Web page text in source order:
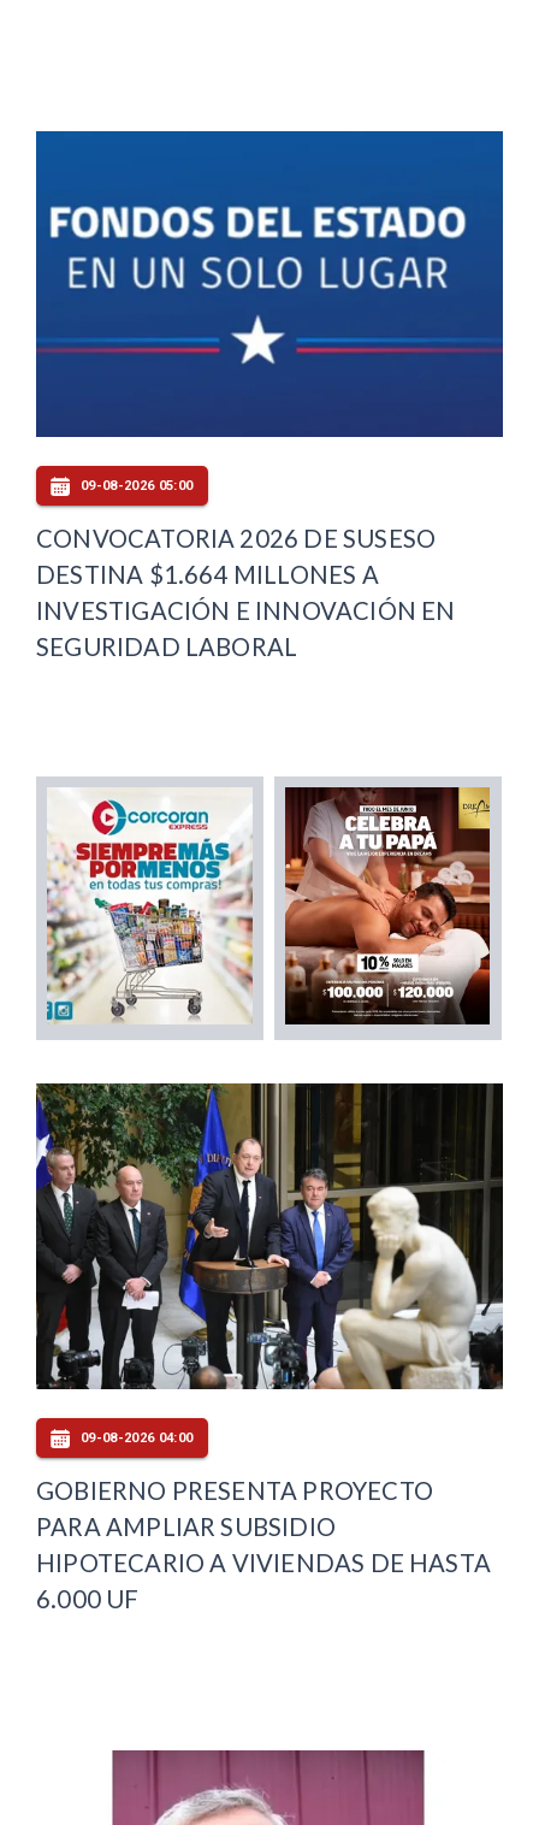
09-08-2026 05:00
CONVOCATORIA 2026 DE SUSESO
DESTINA $1.664 MILLONES A
INVESTIGACIÓN E INNOVACIÓN EN
SEGURIDAD LABORAL
09-08-2026 04:00
GOBIERNO PRESENTA PROYECTO
PARA AMPLIAR SUBSIDIO
HIPOTECARIO A VIVIENDAS DE HASTA
6.000 UF